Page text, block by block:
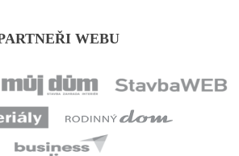
WEBU